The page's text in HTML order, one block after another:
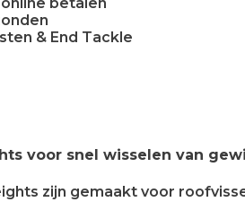
& End Tackle
voor snel wisselen van
zijn gemaakt voor